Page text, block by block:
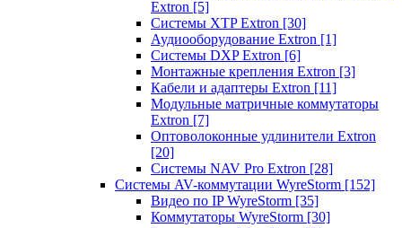
Extron [5]
Системы XTP Extron [30]
Аудиооборудование Extron [1]
Системы DXP Extron [6]
Монтажные крепления Extron [3]
Кабели и адаптеры Extron [11]
Модульные матричные коммутаторы
Extron [7]
Оптоволоконные удлинители Extron
[20]
Системы NAV Pro Extron [28]
Системы AV-коммутации WyreStorm [152]
Видео по IP WyreStorm [35]
Коммутаторы WyreStorm [30]